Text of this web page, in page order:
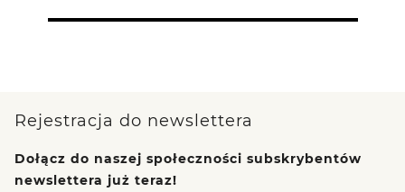
Rejestracja do newslettera
Dołącz do naszej społeczności subskrybentów
newslettera już teraz!